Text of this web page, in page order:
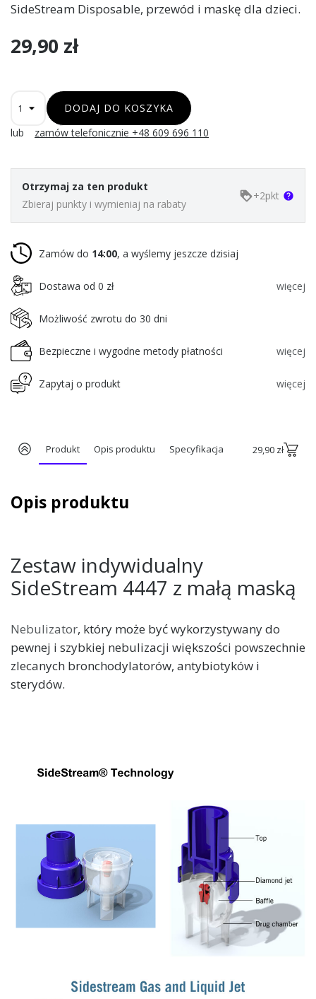
SideStream Disposable, przewód i maskę dla dzieci.
29,90 zł
DODAJ DO KOSZYKA
lub
zamów telefonicznie +48 609 696 110
Otrzymaj za ten produkt
Zbieraj punkty i wymieniaj na rabaty
loyalty+2pkt help
Zamów do 14:00, a wyślemy jeszcze dzisiaj
Dostawa od 0 zł więcej
Możliwość zwrotu do 30 dni
Bezpieczne i wygodne metody płatności więcej
Zapytaj o produkt więcej
Produkt Opis produktu Specyfikacja 29,90 zł
Opis produktu
Zestaw indywidualny
SideStream 4447 z małą maską
Nebulizator, który może być wykorzystywany do
pewnej i szybkiej nebulizacji większości powszechnie
zlecanych bronchodylatorów, antybiotyków i
sterydów.